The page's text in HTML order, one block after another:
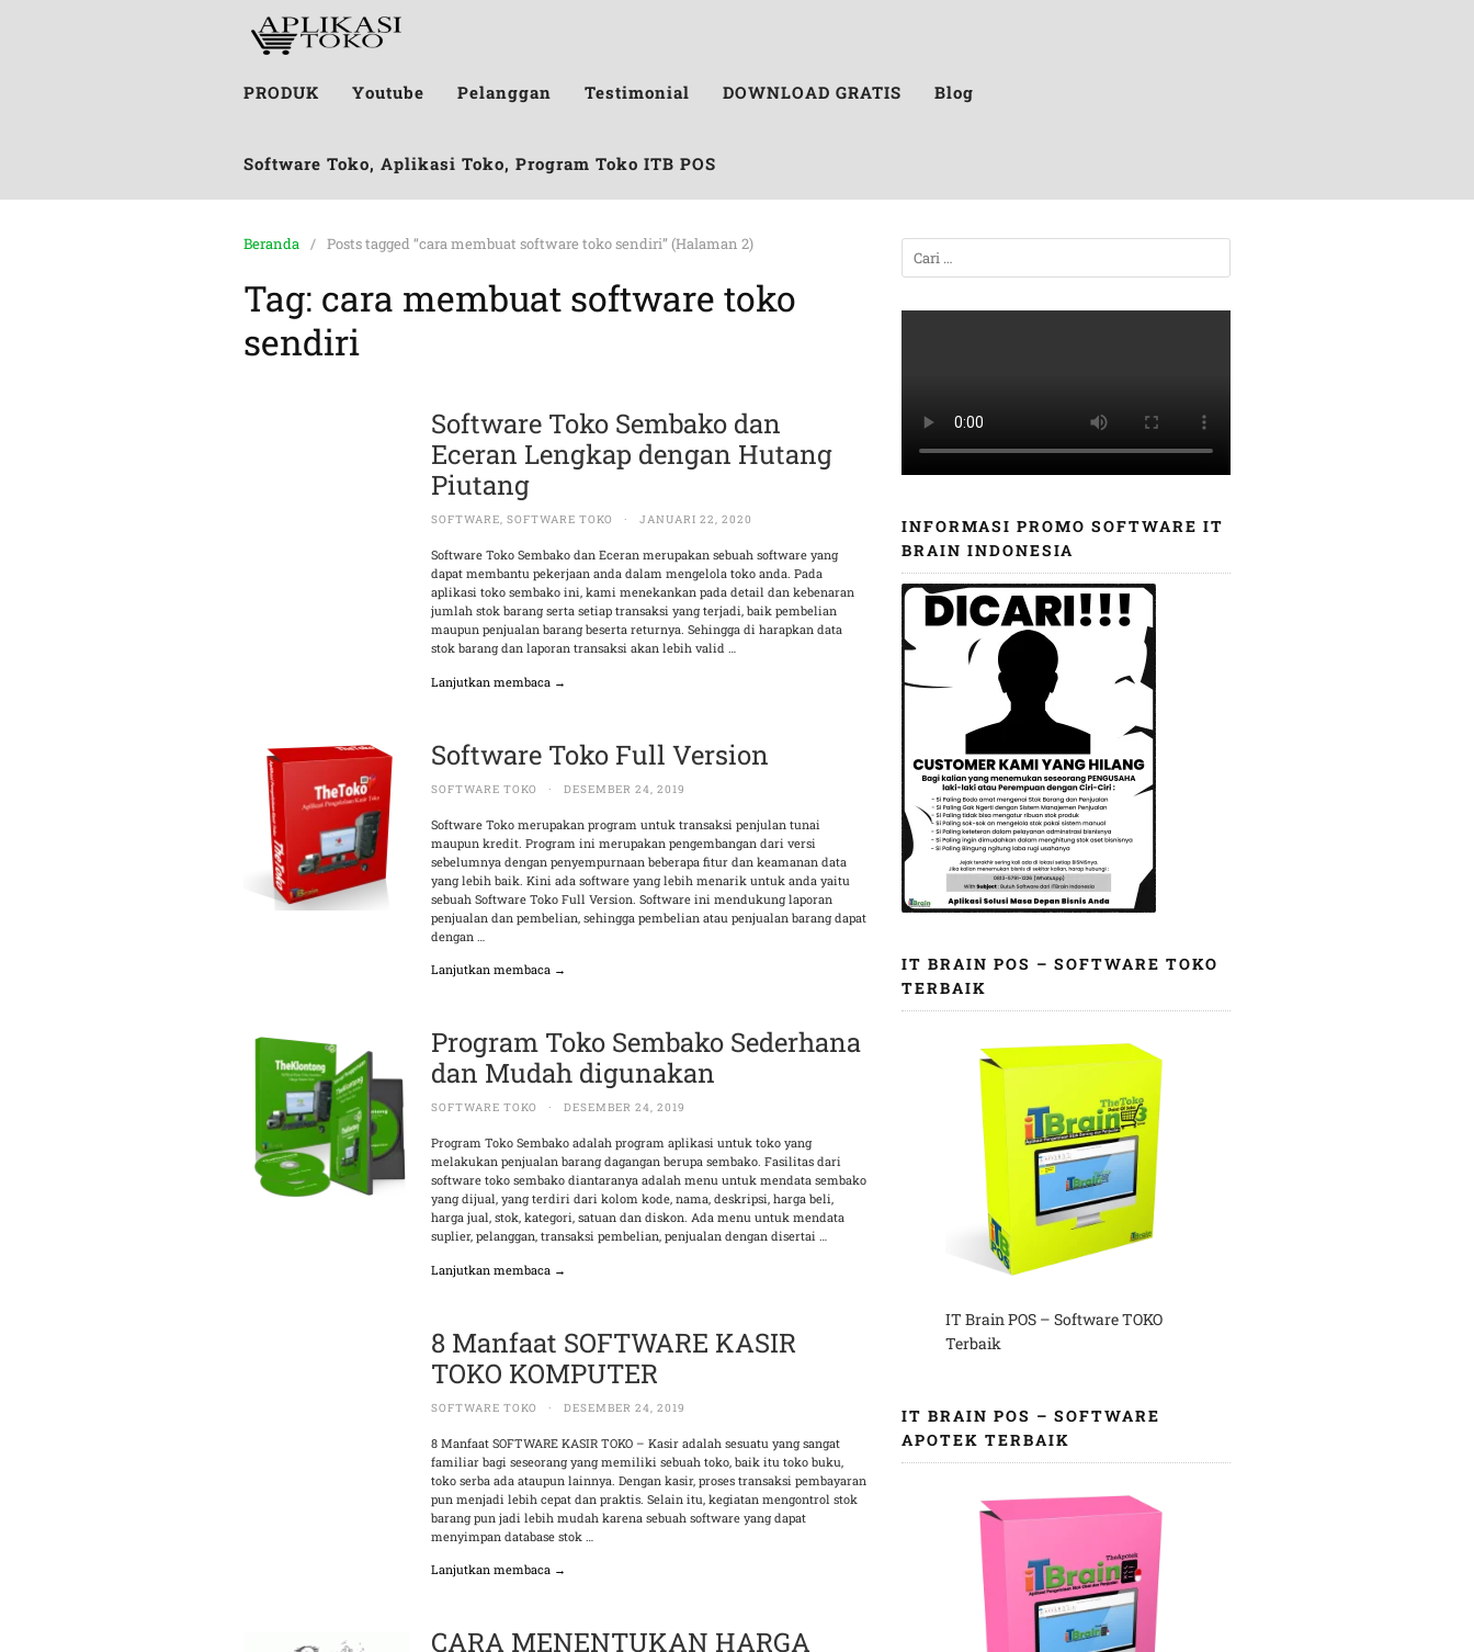
PRODUK Youtube Pelanggan Testimonial DOWNLOAD GRATIS Blog
Software Toko, Aplikasi Toko, Program Toko ITB POS
Beranda Posts tagged “cara membuat software toko sendiri” (Halaman 2)
Tag: cara membuat software toko
sendiri
Software Toko Sembako dan
Eceran Lengkap dengan Hutang
Piutang
SOFTWARE,SOFTWARE TOKO · JANUARI 22, 2020
Software Toko Sembako dan Eceran merupakan sebuah software yang
dapat membantu pekerjaan anda dalam mengelola toko anda. Pada
aplikasi toko sembako ini, kami menekankan pada detail dan kebenaran
jumlah stok barang serta setiap transaksi yang terjadi, baik pembelian
maupun penjualan barang beserta returnya. Sehingga di harapkan data
stok barang dan laporan transaksi akan lebih valid …
Lanjutkan membaca →
Software Toko Full Version
SOFTWARE TOKO · DESEMBER 24, 2019
Software Toko merupakan program untuk transaksi penjulan tunai
maupun kredit. Program ini merupakan pengembangan dari versi
sebelumnya dengan penyempurnaan beberapa fitur dan keamanan data
yang lebih baik. Kini ada software yang lebih menarik untuk anda yaitu
sebuah Software Toko Full Version. Software ini mendukung laporan
penjualan dan pembelian, sehingga pembelian atau penjualan barang dapat
dengan …
Lanjutkan membaca →
Program Toko Sembako Sederhana
dan Mudah digunakan
SOFTWARE TOKO · DESEMBER 24, 2019
Program Toko Sembako adalah program aplikasi untuk toko yang
melakukan penjualan barang dagangan berupa sembako. Fasilitas dari
software toko sembako diantaranya adalah menu untuk mendata sembako
yang dijual, yang terdiri dari kolom kode, nama, deskripsi, harga beli,
harga jual, stok, kategori, satuan dan diskon. Ada menu untuk mendata
suplier, pelanggan, transaksi pembelian, penjualan dengan disertai …
Lanjutkan membaca →
8 Manfaat SOFTWARE KASIR
TOKO KOMPUTER
SOFTWARE TOKO · DESEMBER 24, 2019
8 Manfaat SOFTWARE KASIR TOKO – Kasir adalah sesuatu yang sangat
familiar bagi seseorang yang memiliki sebuah toko, baik itu toko buku,
toko serba ada ataupun lainnya. Dengan kasir, proses transaksi pembayaran
pun menjadi lebih cepat dan praktis. Selain itu, kegiatan mengontrol stok
barang pun jadi lebih mudah karena sebuah software yang dapat
menyimpan database stok …
Lanjutkan membaca →
CARA MENENTUKAN HARGA
INFORMASI PROMO SOFTWARE IT
BRAIN INDONESIA
IT BRAIN POS – SOFTWARE TOKO
TERBAIK
IT Brain POS – Software TOKO
Terbaik
IT BRAIN POS – SOFTWARE
APOTEK TERBAIK